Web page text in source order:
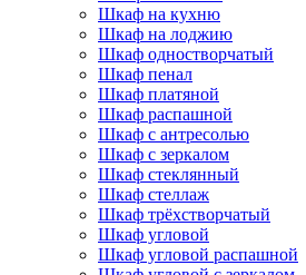
Шкаф на кухню
Шкаф на лоджию
Шкаф одностворчатый
Шкаф пенал
Шкаф платяной
Шкаф распашной
Шкаф с антресолью
Шкаф с зеркалом
Шкаф стеклянный
Шкаф стеллаж
Шкаф трёхстворчатый
Шкаф угловой
Шкаф угловой распашной